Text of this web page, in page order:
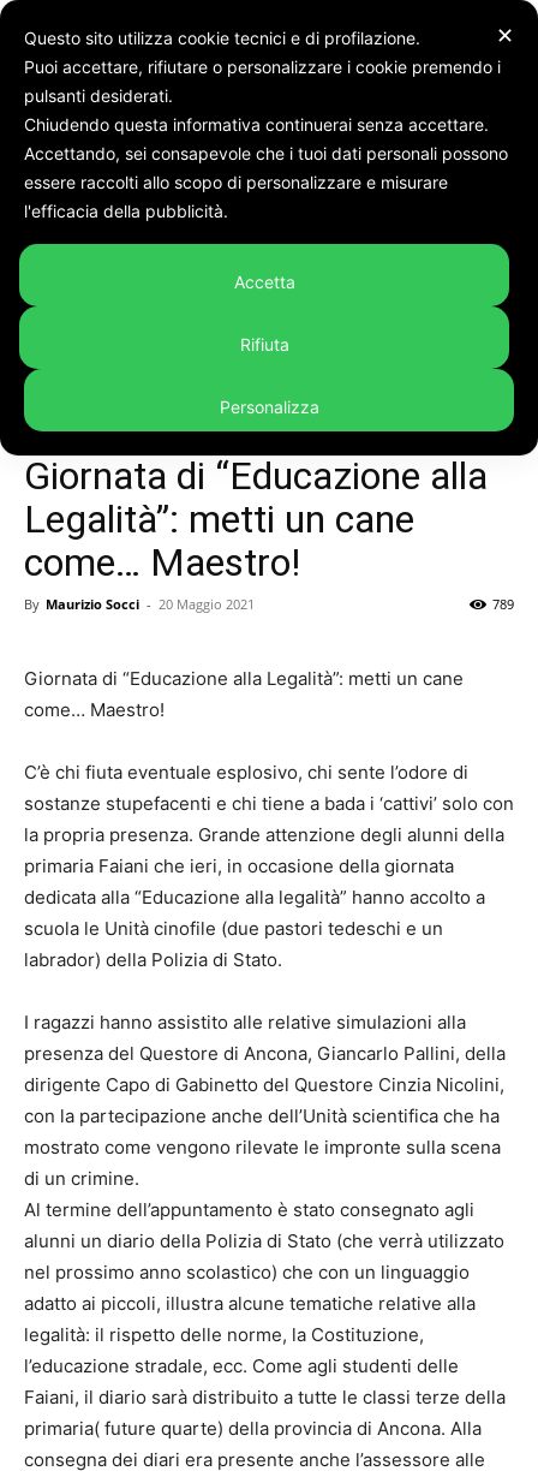
Eventi, Cultura e Turismo
Eventi, Cultura e Turismo Marche
Giornata di “Educazione alla
Legalità”: metti un cane
come… Maestro!
By Maurizio Socci - 20 Maggio 2021 789
Giornata di “Educazione alla Legalità”: metti un cane
come… Maestro!
C’è chi fiuta eventuale esplosivo, chi sente l’odore di
sostanze stupefacenti e chi tiene a bada i ‘cattivi’ solo con
la propria presenza. Grande attenzione degli alunni della
primaria Faiani che ieri, in occasione della giornata
dedicata alla “Educazione alla legalità” hanno accolto a
scuola le Unità cinofile (due pastori tedeschi e un
labrador) della Polizia di Stato.
I ragazzi hanno assistito alle relative simulazioni alla
presenza del Questore di Ancona, Giancarlo Pallini, della
dirigente Capo di Gabinetto del Questore Cinzia Nicolini,
con la partecipazione anche dell’Unità scientifica che ha
mostrato come vengono rilevate le impronte sulla scena
di un crimine.
Al termine dell’appuntamento è stato consegnato agli
alunni un diario della Polizia di Stato (che verrà utilizzato
nel prossimo anno scolastico) che con un linguaggio
adatto ai piccoli, illustra alcune tematiche relative alla
legalità: il rispetto delle norme, la Costituzione,
l’educazione stradale, ecc. Come agli studenti delle
Faiani, il diario sarà distribuito a tutte le classi terze della
primaria( future quarte) della provincia di Ancona. Alla
consegna dei diari era presente anche l’assessore alle
✕
Questo sito utilizza cookie tecnici e di profilazione.
Puoi accettare, rifiutare o personalizzare i cookie premendo i
pulsanti desiderati.
Chiudendo questa informativa continuerai senza accettare.
Accettando, sei consapevole che i tuoi dati personali possono
essere raccolti allo scopo di personalizzare e misurare
l'efficacia della pubblicità.
Accetta
Rifiuta
Personalizza